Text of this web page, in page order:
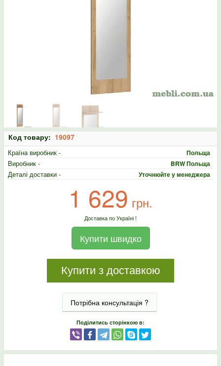
Код товару: 19097
Країна виробник - Польща
Виробник - BRW Польща
Деталі доставки - Уточнюйте у менеджера
1 629 грн.
Доставка по Україні !
Купити швидко
Купити з доставкою
Потрібна консультація ?
Поділитись сторінкою в: